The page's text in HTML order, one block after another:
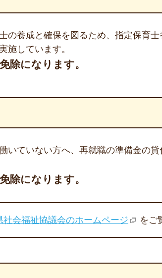
の養成と確保を図るため、指定保育士
施しています。
除になります。
いていない方へ、再就職の準備金の貸
除になります。
社会福祉協議会のホームページ をご